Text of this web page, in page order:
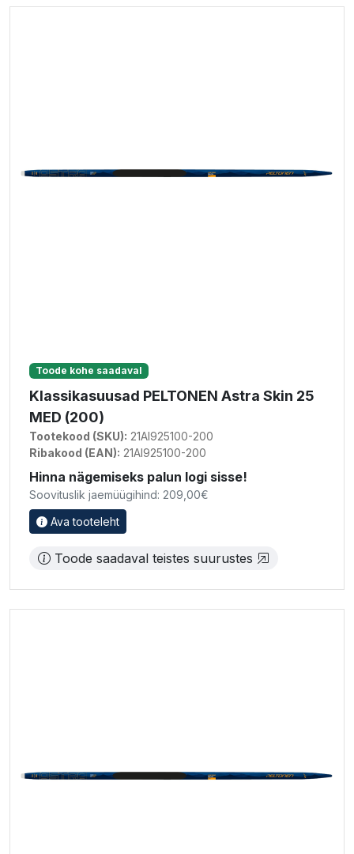
Toode kohe saadaval
Klassikasuusad PELTONEN Astra Skin 25
MED (200)
Tootekood (SKU): 21AI925100-200
Ribakood (EAN): 21AI925100-200
Hinna nägemiseks palun logi sisse!
Soovituslik jaemüügihind: 209,00€
Ava tooteleht
Toode saadaval teistes suurustes